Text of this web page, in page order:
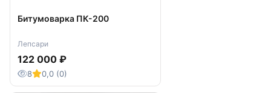
Битумоварка ПК-200
Лепсари
122 000 ₽
8 0,0 (0)